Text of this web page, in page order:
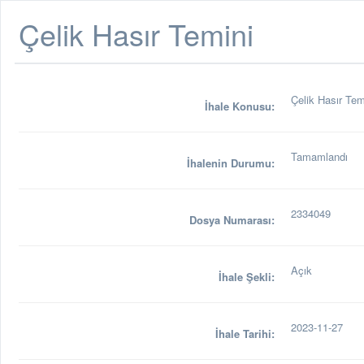
Çelik Hasır Temini
İhale Konusu: Çelik Hasır
İhalenin Durumu: Tamamlandı
Dosya Numarası: 2334049
İhale Şekli: Açık
İhale Tarihi: 2023-11-27